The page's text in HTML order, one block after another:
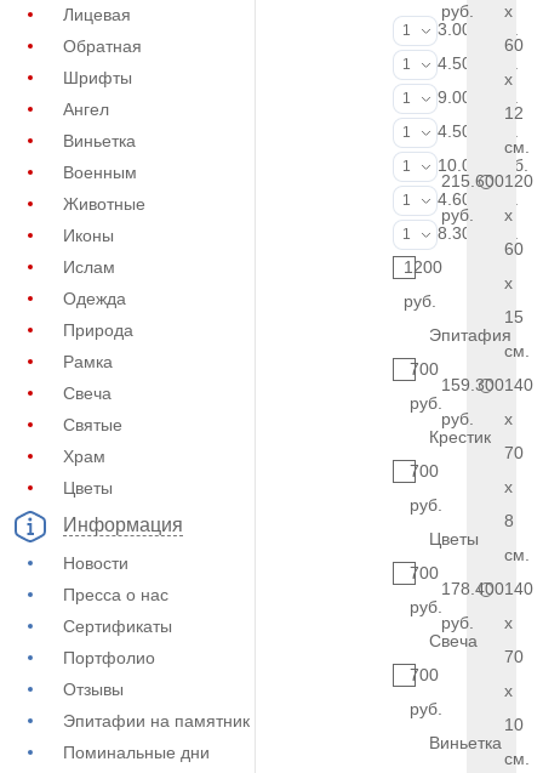
Лицевая
Обратная
Шрифты
Ангел
Виньетка
Военным
Животные
Иконы
Ислам
Одежда
Природа
Рамка
Свеча
Святые
Храм
Цветы
Информация
Новости
Пресса о нас
Сертификаты
Портфолио
Отзывы
Эпитафии на памятник
Поминальные дни
ФИО и даты
1
3.000 руб.
ФИО и даты
1
4.500 руб.
ФИО и даты
1
9.000 руб.
Портрет
1
4.500 руб.
Портрет
1
10.000 руб.
Фотокерамика
1
4.600 руб.
Фото на
1
8.300 руб.
1200
руб.
Эпитафия
700
руб.
Крестик
700
руб.
Цветы
700
руб.
Свеча
700
руб.
Виньетка
руб.
x
60
x
12
см.
215.600
руб.
120
x
60
x
15
см.
159.300
руб.
140
x
70
x
8
см.
178.400
руб.
140
x
70
x
10
см.